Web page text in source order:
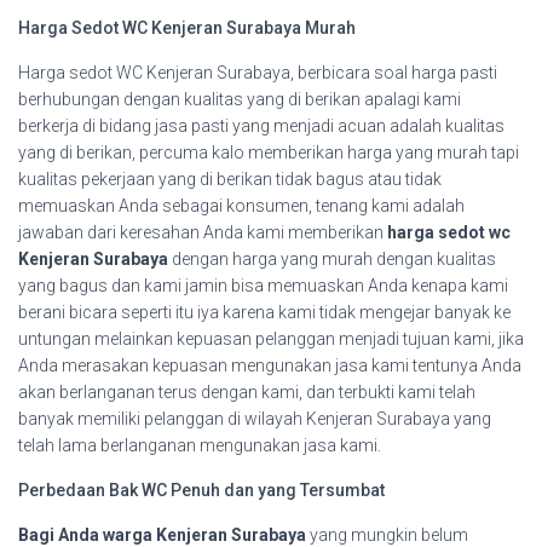
Harga Sedot WC Kenjeran Surabaya Murah
Harga sedot WC Kenjeran Surabaya, berbicara soal harga pasti
berhubungan dengan kualitas yang di berikan apalagi kami
berkerja di bidang jasa pasti yang menjadi acuan adalah kualitas
yang di berikan, percuma kalo memberikan harga yang murah tapi
kualitas pekerjaan yang di berikan tidak bagus atau tidak
memuaskan Anda sebagai konsumen, tenang kami adalah
jawaban dari keresahan Anda kami memberikan harga sedot wc
Kenjeran Surabaya dengan harga yang murah dengan kualitas
yang bagus dan kami jamin bisa memuaskan Anda kenapa kami
berani bicara seperti itu iya karena kami tidak mengejar banyak ke
untungan melainkan kepuasan pelanggan menjadi tujuan kami, jika
Anda merasakan kepuasan mengunakan jasa kami tentunya Anda
akan berlanganan terus dengan kami, dan terbukti kami telah
banyak memiliki pelanggan di wilayah Kenjeran Surabaya yang
telah lama berlanganan mengunakan jasa kami.
Perbedaan Bak WC Penuh dan yang Tersumbat
Bagi Anda warga Kenjeran Surabaya yang mungkin belum